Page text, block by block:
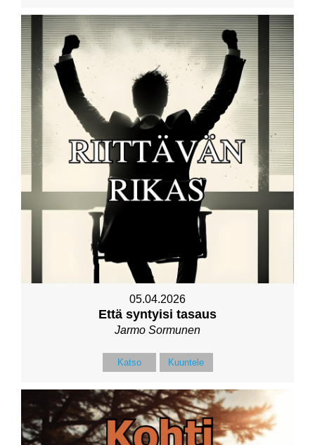
05.04.2026
Että syntyisi tasaus
Jarmo Sormunen
Katso Kuuntele